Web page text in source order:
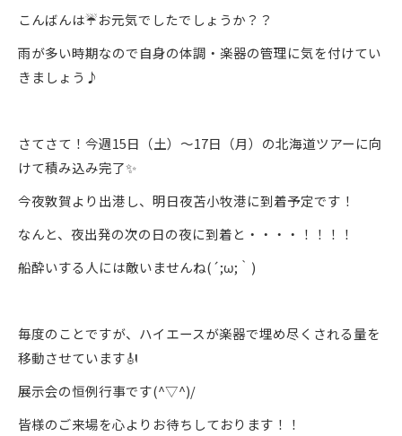
こんばんは☔お元気でしたでしょうか？？
雨が多い時期なので自身の体調・楽器の管理に気を付けてい
きましょう♪
さてさて！今週15日（土）～17日（月）の北海道ツアーに向
けて積み込み完了✨
今夜敦賀より出港し、明日夜苫小牧港に到着予定です！
なんと、夜出発の次の日の夜に到着と・・・・！！！！
船酔いする人には敵いませんね(´;ω;｀)
毎度のことですが、ハイエースが楽器で埋め尽くされる量を
移動させています🎻
展示会の恒例行事です(^▽^)/
皆様のご来場を心よりお待ちしております！！